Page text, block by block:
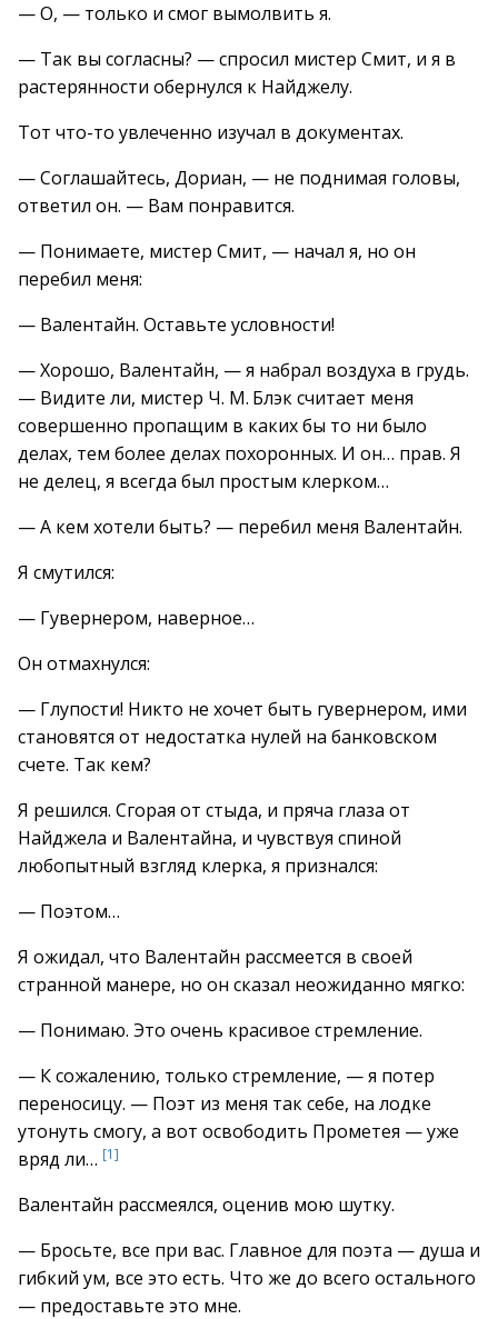
— О, — только и смог вымолвить я.
— Так вы согласны? — спросил мистер Смит, и я в
растерянности обернулся к Найджелу.
Тот что-то увлеченно изучал в документах.
— Соглашайтесь, Дориан, — не поднимая головы,
ответил он. — Вам понравится.
— Понимаете, мистер Смит, — начал я, но он
перебил меня:
— Валентайн. Оставьте условности!
— Хорошо, Валентайн, — я набрал воздуха в грудь.
— Видите ли, мистер Ч. М. Блэк считает меня
совершенно пропащим в каких бы то ни было
делах, тем более делах похоронных. И он… прав. Я
не делец, я всегда был простым клерком…
— А кем хотели быть? — перебил меня Валентайн.
Я смутился:
— Гувернером, наверное…
Он отмахнулся:
— Глупости! Никто не хочет быть гувернером, ими
становятся от недостатка нулей на банковском
счете. Так кем?
Я решился. Сгорая от стыда, и пряча глаза от
Найджела и Валентайна, и чувствуя спиной
любопытный взгляд клерка, я признался:
— Поэтом…
Я ожидал, что Валентайн рассмеется в своей
странной манере, но он сказал неожиданно мягко:
— Понимаю. Это очень красивое стремление.
— К сожалению, только стремление, — я потер
переносицу. — Поэт из меня так себе, на лодке
утонуть смогу, а вот освободить Прометея — уже
вряд ли… [1]
Валентайн рассмеялся, оценив мою шутку.
— Бросьте, все при вас. Главное для поэта — душа и
гибкий ум, все это есть. Что же до всего остального
— предоставьте это мне.